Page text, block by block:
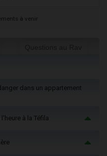
à venir
dans un appartement
à la Téfila